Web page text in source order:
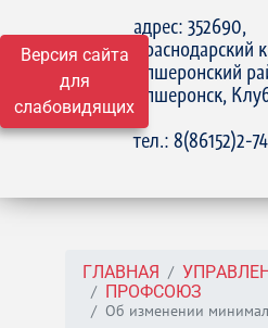
Версия сайта
для
слабовидящих
адрес: 352690,
Краснодарский
Апшеронский
Апшеронск,
15
тел.: 8(86152)2-
ГЛАВНАЯ
ПРОФСОЮЗ
Об изменении